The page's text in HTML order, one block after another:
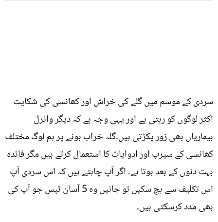
سردی کے موسم میں گلے کی خراش اور کھانسی کی شکایت
اکثر لوگوں کو رہتی ہے اور یہی وجہ ہے کہ دیگر وائرل
بیماریاں بھی زور پکڑتی ہیں۔گلہ خراب ہونے پر ہم لوگ مختلف
کھانسی کے سیرپ اور ادوایات کا استعمال کرتے ہیں مگر فائدہ
بہت دنوں کے بعد ہوتا ہے۔ اگر آپ چاہتے ہیں کہ اس سردی آپ
اس تکلیف سے بچ سکیں تو جانیں وہ 5 آسان ٹپس جو آپ کی
بھی مدد کرسکتی ہیں۔